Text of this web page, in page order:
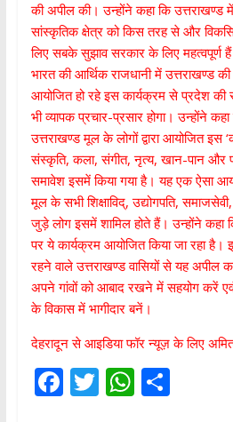
की अपील की। उन्होंने कहा कि उत्तराखण्ड में
सांस्कृतिक क्षेत्र को किस तरह से और
लिए सबके सुझाव सरकार के लिए महत्वपूर्ण
भारत की आर्थिक राजधानी में उत्तराखण्ड
आयोजित हो रहे इस कार्यक्रम से प्रदेश की
भी व्यापक प्रचार-प्रसार होगा। उन्होंने
उत्तराखण्ड मूल के लोगों द्वारा आयोजित इस
संस्कृति, कला, संगीत, नृत्य, खान-पान और
समावेश इसमें किया गया है। यह एक ऐसा
मूल के सभी शिक्षाविद्, उद्योगपति,
जुड़े लोग इसमें शामिल होते हैं। उन्होंने कहा
पर ये कार्यक्रम आयोजित किया जा रहा है।
रहने वाले उत्तराखण्ड वासियों से यह अपील
अपने गांवों को आबाद रखने में सहयोग करें
के विकास में भागीदार बनें।
देहरादून से आइडिया फॉर न्यूज़ के लिए अमित
F T W S